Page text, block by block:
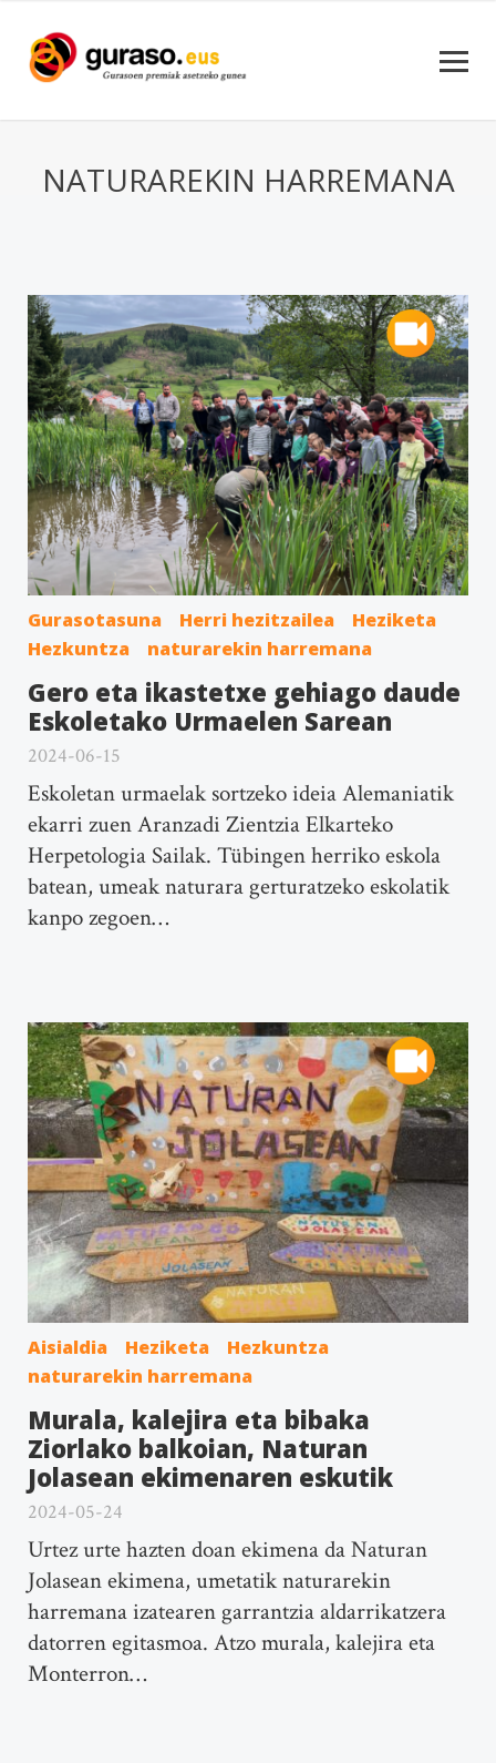
NATURAREKIN HARREMANA
Gurasotasuna Herri hezitzailea
Heziketa
Hezkuntza
naturarekin harremana
Gero eta ikastetxe gehiago daude
Eskoletako Urmaelen Sarean
2024-06-15
Eskoletan urmaelak sortzeko ideia Alemaniatik
ekarri zuen Aranzadi Zientzia Elkarteko
Herpetologia Sailak. Tübingen herriko eskola
batean, umeak naturara gerturatzeko eskolatik
kanpo zegoen…
Aisialdia Heziketa
Hezkuntza
naturarekin harremana
Murala, kalejira eta bibaka
Ziorlako balkoian, Naturan
Jolasean ekimenaren eskutik
2024-05-24
Urtez urte hazten doan ekimena da Naturan
Jolasean ekimena, umetatik naturarekin
harremana izatearen garrantzia aldarrikatzera
datorren egitasmoa. Atzo murala, kalejira eta
Monterron…